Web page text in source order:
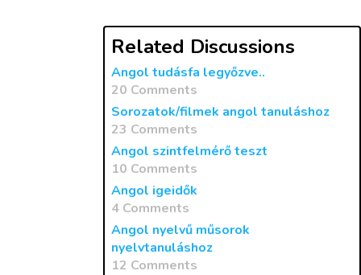
Related Discussions
Angol tudásfa legyőzve..
20 Comments
Sorozatok/filmek angol tanuláshoz
23 Comments
Angol szintfelmérő teszt
10 Comments
Angol igeidők
4 Comments
Angol nyelvű műsorok
nyelvtanuláshoz
12 Comments